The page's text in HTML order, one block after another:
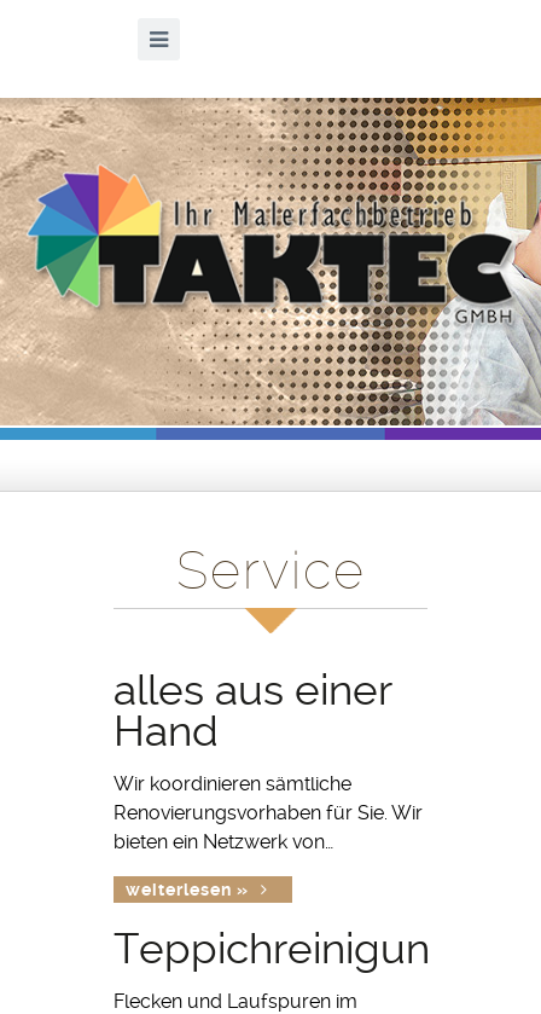
Service
alles aus einer
Hand
Wir koordinieren sämtliche
Renovierungsvorhaben für Sie. Wir
bieten ein Netzwerk von…
weiterlesen »
Teppichreinigung
Flecken und Laufspuren im